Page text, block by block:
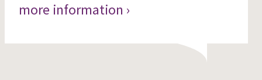
more information ›